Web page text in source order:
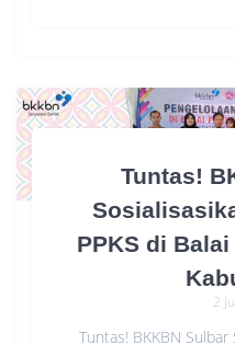
Tuntas!
PPKS di
2
Tuntas! BKKBN